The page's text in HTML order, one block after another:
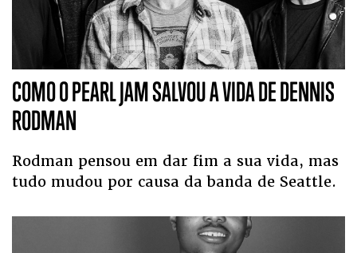
COMO O PEARL JAM SALVOU A VIDA DE DENNIS
RODMAN
Rodman pensou em dar fim a sua vida, mas
tudo mudou por causa da banda de Seattle.